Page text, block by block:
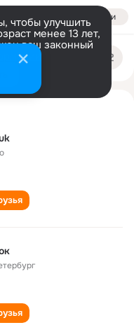
Войти
чтобы улучшить
менее 13 лет,
ваш законный